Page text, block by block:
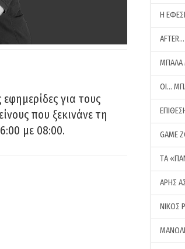
για τους
που ξεκινάνε τη
με 08:00.
Η
ΜΠΑΛΑ
ΟΙ…
GAME
ΤA
ΑΡΗΣ
ΝΙΚΟΣ